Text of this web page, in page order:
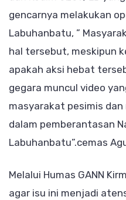
gencarnya melakukan
Labuhanbatu, ”
hal tersebut, meskipun
apakah aksi hebat
gegara muncul video
masyarakat pesimis dan
dalam pemberantasan
Labuhanbatu”.cemas
Melalui Humas GANN
agar isu ini menjadi